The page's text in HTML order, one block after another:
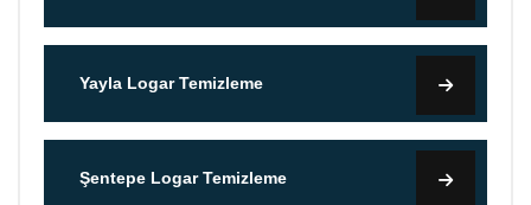
Yayla Logar Temizleme
Şentepe Logar Temizleme